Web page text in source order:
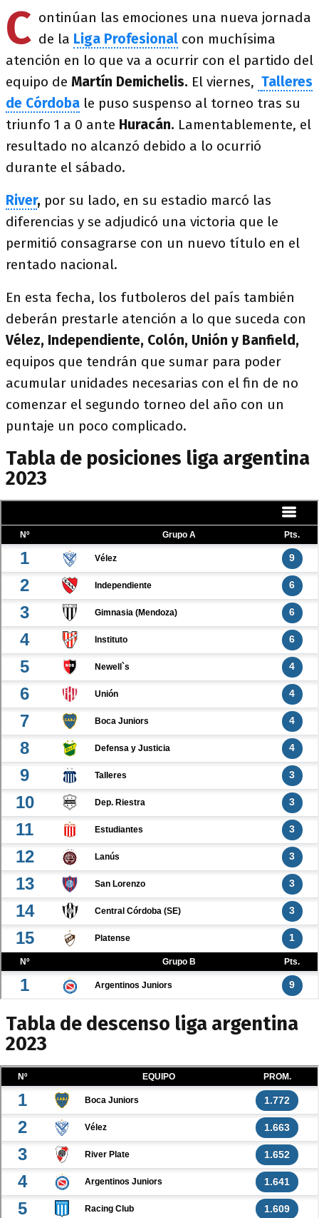
C ontinúan las emociones una nueva jornada
de la Liga Profesional con muchísima
atención en lo que va a ocurrir con el partido del
equipo de Martín Demichelis. El viernes, Talleres
de Córdoba le puso suspenso al torneo tras su
triunfo 1 a 0 ante Huracán. Lamentablemente, el
resultado no alcanzó debido a lo ocurrió
durante el sábado.
River, por su lado, en su estadio marcó las
diferencias y se adjudicó una victoria que le
permitió consagrarse con un nuevo título en el
rentado nacional.
En esta fecha, los futboleros del país también
deberán prestarle atención a lo que suceda con
Vélez, Independiente, Colón, Unión y Banfield,
equipos que tendrán que sumar para poder
acumular unidades necesarias con el fin de no
comenzar el segundo torneo del año con un
puntaje un poco complicado.
Tabla de posiciones liga argentina
2023
Tabla de descenso liga argentina
2023